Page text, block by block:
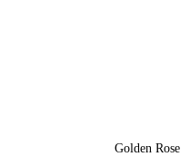
Golden Rose